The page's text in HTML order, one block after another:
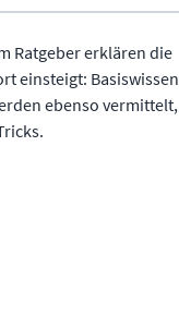
Ratgeber erklären die
einsteigt: Basiswissen
ebenso vermittelt,